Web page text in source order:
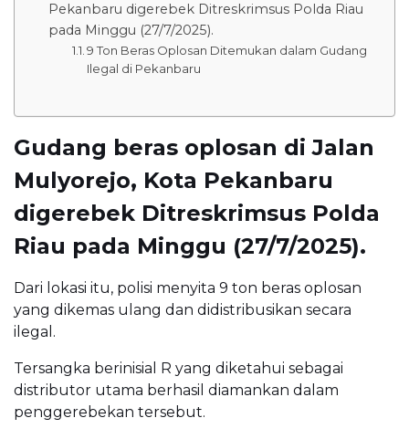
Pekanbaru digerebek Ditreskrimsus Polda Riau
pada Minggu (27/7/2025).
9 Ton Beras Oplosan Ditemukan dalam Gudang
Ilegal di Pekanbaru
Gudang beras oplosan di Jalan
Mulyorejo, Kota Pekanbaru
digerebek Ditreskrimsus Polda
Riau pada Minggu (27/7/2025).
Dari lokasi itu, polisi menyita 9 ton beras oplosan
yang dikemas ulang dan didistribusikan secara
ilegal.
Tersangka berinisial R yang diketahui sebagai
distributor utama berhasil diamankan dalam
penggerebekan tersebut.